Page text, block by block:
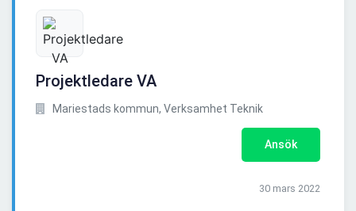
Projektledare VA
Mariestads kommun, Verksamhet Teknik
Ansök
30 mars 2022